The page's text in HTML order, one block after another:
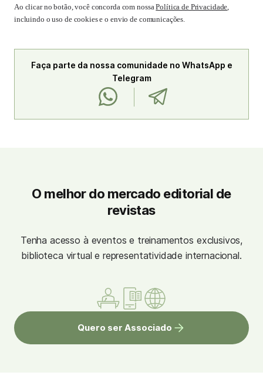
Ao clicar no botão, você concorda com nossaPolítica de Privacidade,
incluindo o uso de cookies e o envio de comunicações.
Faça parte da nossa comunidade no WhatsApp e
Telegram
O melhor do mercado editorial de
revistas
Tenha acesso à eventos e treinamentos exclusivos,
biblioteca virtual e representatividade internacional.
Quero ser Associado